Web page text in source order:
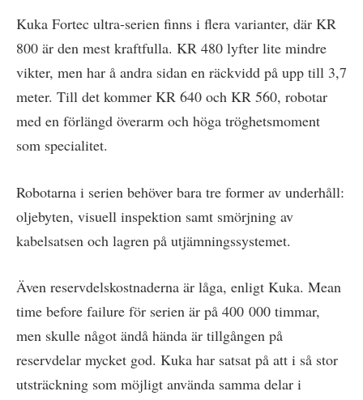
Kuka Fortec ultra-serien finns i flera varianter, där KR
800 är den mest kraftfulla. KR 480 lyfter lite mindre
vikter, men har å andra sidan en räckvidd på upp till 3,7
meter. Till det kommer KR 640 och KR 560, robotar
med en förlängd överarm och höga tröghetsmoment
som specialitet.
Robotarna i serien behöver bara tre former av underhåll:
oljebyten, visuell inspektion samt smörjning av
kabelsatsen och lagren på utjämningssystemet.
Även reservdelskostnaderna är låga, enligt Kuka. Mean
time before failure för serien är på 400 000 timmar,
men skulle något ändå hända är tillgången på
reservdelar mycket god. Kuka har satsat på att i så stor
utsträckning som möjligt använda samma delar i